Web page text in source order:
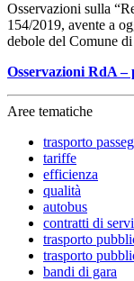
Osservazioni sulla
154/2019, avente a
debole del Comune
Osservazioni RdA –
Aree tematiche
trasporto
tariffe
efficienza
qualità
autobus
contratti di
trasporto
trasporto
bandi di gara